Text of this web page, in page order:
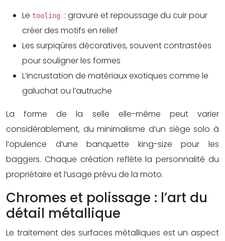
Le tooling : gravure et repoussage du cuir pour
créer des motifs en relief
Les surpiqûres décoratives, souvent contrastées
pour souligner les formes
L’incrustation de matériaux exotiques comme le
galuchat ou l’autruche
La forme de la selle elle-même peut varier
considérablement, du minimalisme d’un siège solo à
l’opulence d’une banquette king-size pour les
baggers. Chaque création reflète la personnalité du
propriétaire et l’usage prévu de la moto.
Chromes et polissage : l’art du
détail métallique
Le traitement des surfaces métalliques est un aspect